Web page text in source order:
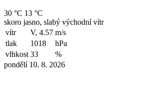
30 °C 13 °C
skoro jasno, slabý východní vítr
vítr
V, 4.57 m/s
tlak
1018
hPa
vlhkost 33
%
pondělí 10. 8. 2026